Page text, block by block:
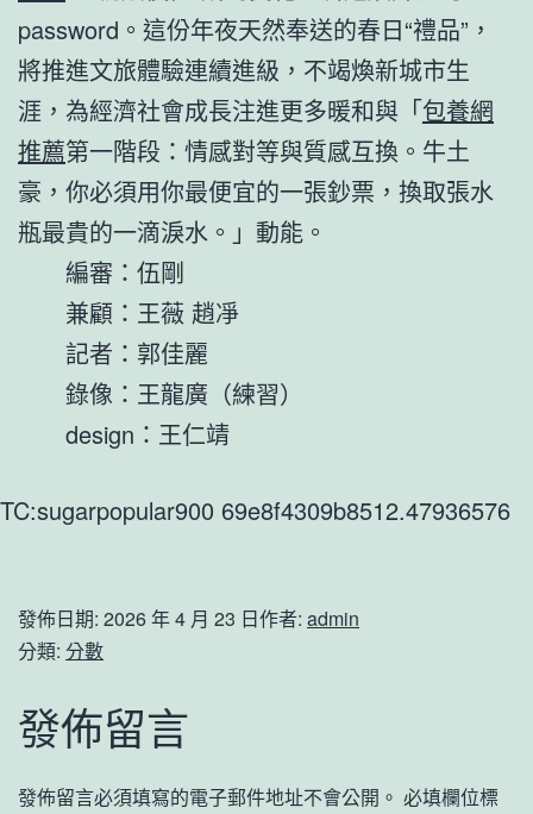
password。這份年夜天然奉送的春日“禮品”，
將推進文旅體驗連續進級，不竭煥新城市生
涯，為經濟社會成長注進更多暖和與「包養網
推薦第一階段：情感對等與質感互換。牛土
豪，你必須用你最便宜的一張鈔票，換取張水
瓶最貴的一滴淚水。」動能。
編審：伍剛
兼顧：王薇 趙凈
記者：郭佳麗
錄像：王龍廣（練習）
design：王仁靖
TC:sugarpopular900 69e8f4309b8512.47936576
發佈日期: 2026 年 4 月 23 日作者: admin
分類: 分數
發佈留言
發佈留言必須填寫的電子郵件地址不會公開。 必填欄位標